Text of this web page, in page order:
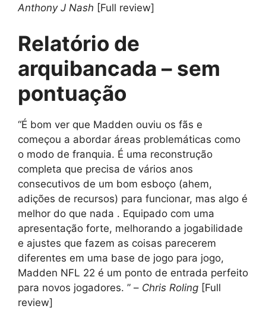
Anthony J Nash [Full review]
Relatório de
arquibancada – sem
pontuação
“É bom ver que Madden ouviu os fãs e
começou a abordar áreas problemáticas como
o modo de franquia. É uma reconstrução
completa que precisa de vários anos
consecutivos de um bom esboço (ahem,
adições de recursos) para funcionar, mas algo é
melhor do que nada . Equipado com uma
apresentação forte, melhorando a jogabilidade
e ajustes que fazem as coisas parecerem
diferentes em uma base de jogo para jogo,
Madden NFL 22 é um ponto de entrada perfeito
para novos jogadores. ” – Chris Roling [Full
review]